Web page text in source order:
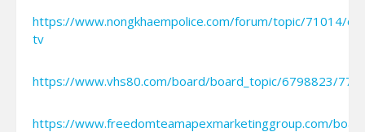
https://www.nongkhaempolice.com/forum/topic/71014/
tv
https://www.vhs80.com/board/board_topic/6798823/
https://www.freedomteamapexmarketinggroup.com/